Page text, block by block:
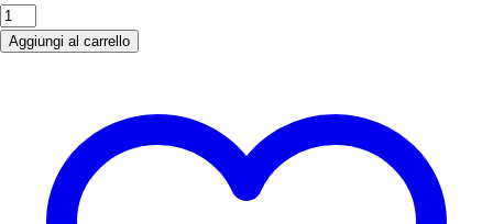
POLO
COTONE
Aggiungi al carrello